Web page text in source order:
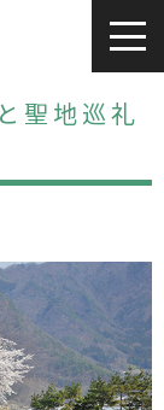
聖地巡礼